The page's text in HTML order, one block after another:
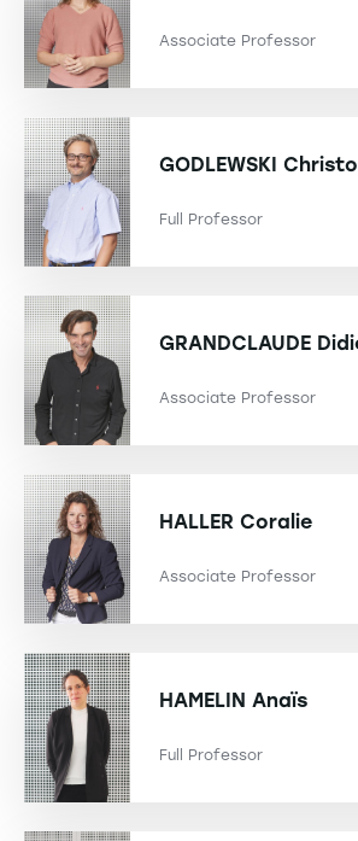
Associate Professor
GODLEWSKI
Full Professor
GRANDCLAUDE
Associate Professor
HALLER Coralie
Associate Professor
HAMELIN Anaïs
Full Professor